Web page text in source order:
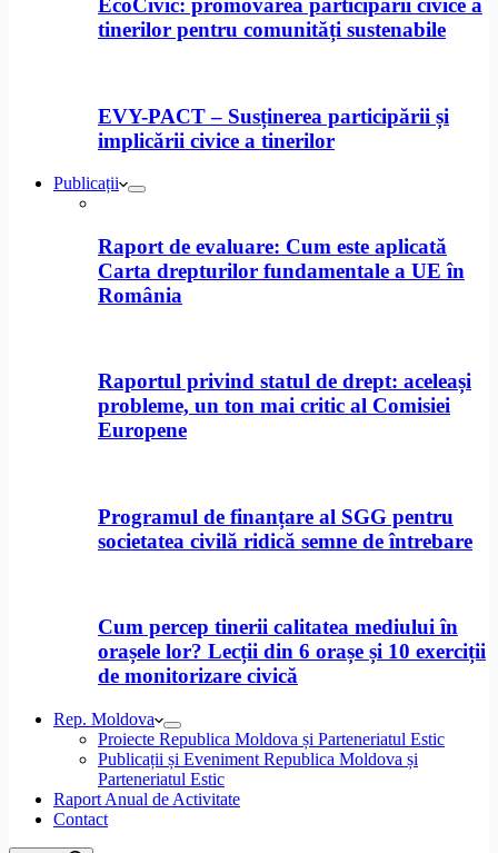
EcoCivic: promovarea participării civice a
tinerilor pentru comunități sustenabile
EVY-PACT – Susținerea participării și
implicării civice a tinerilor
Publicații
Raport de evaluare: Cum este aplicată
Carta drepturilor fundamentale a UE în
România
Raportul privind statul de drept: aceleași
probleme, un ton mai critic al Comisiei
Europene
Programul de finanțare al SGG pentru
societatea civilă ridică semne de întrebare
Cum percep tinerii calitatea mediului în
orașele lor? Lecții din 6 orașe și 10 exerciții
de monitorizare civică
Rep. Moldova
Proiecte Republica Moldova și Parteneriatul Estic
Publicații și Eveniment Republica Moldova și
Parteneriatul Estic
Raport Anual de Activitate
Contact